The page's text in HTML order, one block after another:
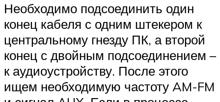
Необходимо подсоединить один
конец кабеля с одним штекером к
центральному гнезду ПК, а второй
конец с двойным подсоединением –
к аудиоустройству. После этого
ищем необходимую частоту AM-FM